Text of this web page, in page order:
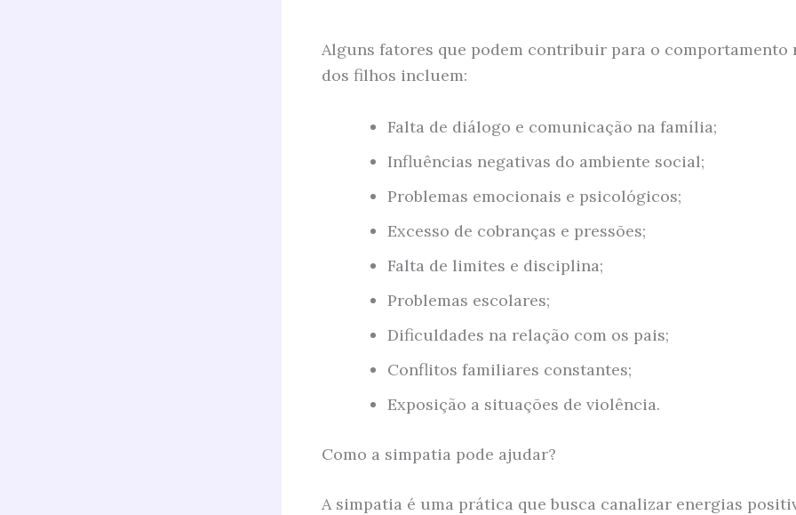
Alguns fatores que podem contribuir para o comportamento
dos filhos incluem:
Falta de diálogo e comunicação na família;
Influências negativas do ambiente social;
Problemas emocionais e psicológicos;
Excesso de cobranças e pressões;
Falta de limites e disciplina;
Problemas escolares;
Dificuldades na relação com os pais;
Conflitos familiares constantes;
Exposição a situações de violência.
Como a simpatia pode ajudar?
A simpatia é uma prática que busca canalizar energias